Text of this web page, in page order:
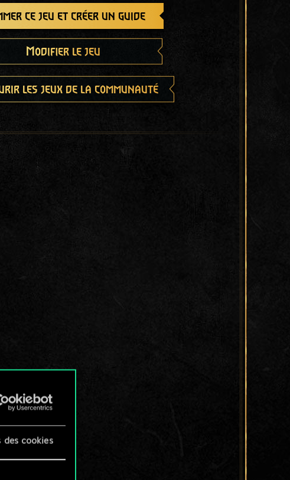
des cookies
ce jeu et créer un guide
Modifier le jeu
les jeux de la communauté